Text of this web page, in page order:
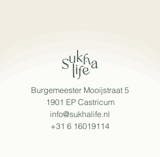
Burgemeester Mooijstraat 5
1901 EP Castricum​
info@sukhalife.nl
+31 6 16019114